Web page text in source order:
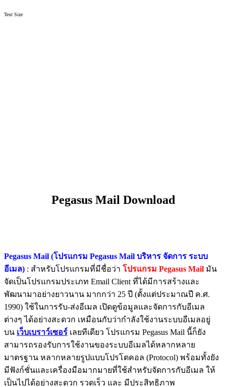
Text Size
Pegasus Mail Download
Pegasus Mail (โปรแกรม Pegasus Mail บริหาร จัดการ ระบบ
อีเมล) : สำหรับโปรแกรมที่มีชื่อว่า โปรแกรม Pegasus Mail มัน
จัดเป็นโปรแกรมประเภท Email Client ที่ได้มีการสร้างและ
พัฒนามาอย่างยาวนาน มากกว่า 25 ปี (ตั้งแต่ประมาณปี ค.ศ.
1990) ใช้ในการรับ-ส่งอีเมล เปิดดูข้อมูลและจัดการกับอีเมล
ต่างๆ ได้อย่างสะดวก เหมือนกับว่ากำลังใช้งานระบบอีเมลอยู่
บน เว็บเบราว์เซอร์ เลยทีเดียว โปรแกรม Pegasus Mail นี้ก็ยัง
สามารถรองรับการใช้งานของระบบอีเมลได้หลากหลาย
มาตรฐาน หลากหลายรูปแบบโปรโตคอล (Protocol) พร้อมทั้งยัง
มีฟังก์ชั่นและเครื่องมือมากมายที่ใช้สำหรับจัดการกับอีเมล ให้
เป็นไปได้อย่างสะดวก รวดเร็ว และ มีประสิทธิภาพ